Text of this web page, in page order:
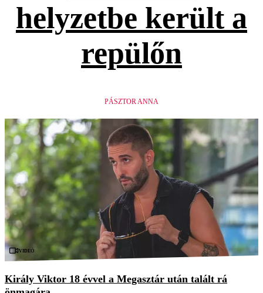
helyzetbe került a
repülőn
PÁSZTOR ANNA
Videó
Király Viktor 18 évvel a Megasztár után talált rá